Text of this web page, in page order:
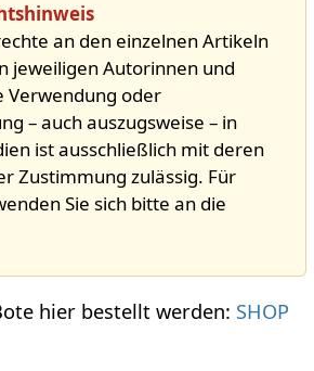
an den einzelnen Artikeln
jeweiligen Autorinnen und
Verwendung oder
– auch auszugsweise – in
ist ausschließlich mit deren
Zustimmung zulässig. Für
Sie sich bitte an die
hier bestellt werden: SHOP